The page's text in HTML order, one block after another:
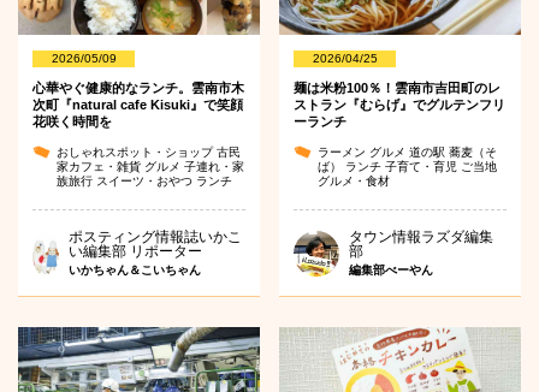
2026/05/09
心華やぐ健康的なランチ。雲南市木
次町『natural cafe Kisuki』で笑顔
花咲く時間を
おしゃれスポット・ショップ古民
家カフェ・雑貨 グルメ 子連れ・家
族旅行 スイーツ・おやつ ランチ
ポスティング情報誌いかこ
い編集部 リポーター
いかちゃん＆こいちゃん
2026/04/25
麺は米粉100％！雲南市吉田町のレ
ストラン『むらげ』でグルテンフリ
ーランチ
ラーメン グルメ道の駅蕎麦（そ
ば） ランチ子育て・育児 ご当地
グルメ・食材
タウン情報ラズダ編集
部
編集部べーやん